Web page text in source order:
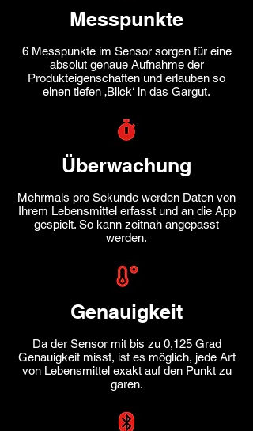
Messpunkte
6 Messpunkte im Sensor sorgen für eine
absolut genaue Aufnahme der
Produkteigenschaften und erlauben so
einen tiefen ‚Blick‘ in das Gargut.
Überwachung
Mehrmals pro Sekunde werden Daten von
Ihrem Lebensmittel erfasst und an die App
gespielt. So kann zeitnah angepasst
werden.
Genauigkeit
Da der Sensor mit bis zu 0,125 Grad
Genauigkeit misst, ist es möglich, jede Art
von Lebensmittel exakt auf den Punkt zu
garen.